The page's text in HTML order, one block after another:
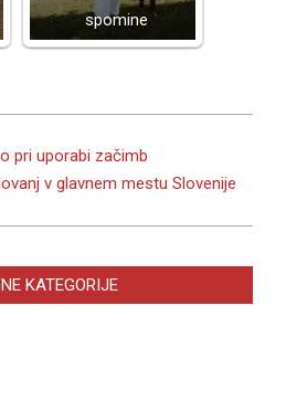
spomine
pri uporabi začimb
v glavnem mestu Slovenije
KATEGORIJE